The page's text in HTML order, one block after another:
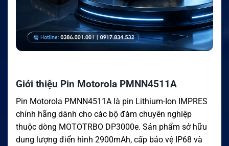
Giới thiệu Pin Motorola PMNN4511A
Pin Motorola PMNN4511A là pin Lithium-Ion IMPRES
chính hãng dành cho các bộ đàm chuyên nghiệp
thuộc dòng MOTOTRBO DP3000e. Sản phẩm sở hữu
dung lượng điển hình 2900mAh, cấp bảo vệ IP68 và